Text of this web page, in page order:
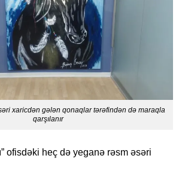
xaricdən gələn qonaqlar tərəfindən də maraqla
qarşılanır
ofisdəki heç də yeganə rəsm əsəri